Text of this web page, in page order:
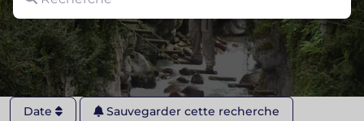
Date Sauvegarder cette recherche